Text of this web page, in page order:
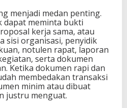
menjadi medan penting.
dapat meminta bukti
kerja sama, atau
sisi organisasi, penyidik
notulen rapat, laporan
serta dokumen
Ketika dokumen rapi dan
membedakan transaksi
minim atau dibuat
justru menguat.